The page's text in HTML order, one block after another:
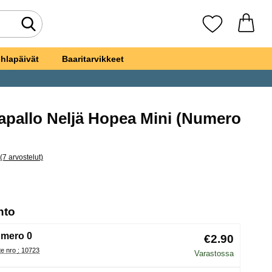
Tee haku Suosikkini
Baaritarvikkeet
Neljä Hopea Mini (Numero
kaikki arvostelut
(7 arvostelut)
0
Tuote nro : 10723
€2.90
Varastossa